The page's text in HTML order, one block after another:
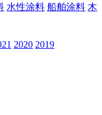
水性涂料 船舶涂料 木
2020 2019